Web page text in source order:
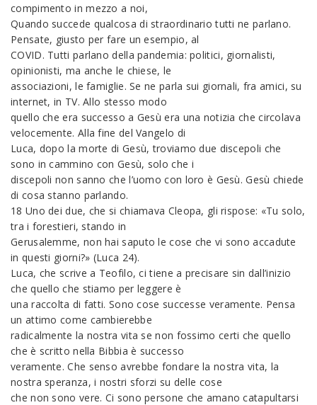
compimento in mezzo a noi,
Quando succede qualcosa di straordinario tutti ne parlano.
Pensate, giusto per fare un esempio, al
COVID. Tutti parlano della pandemia: politici, giornalisti,
opinionisti, ma anche le chiese, le
associazioni, le famiglie. Se ne parla sui giornali, fra amici, su
internet, in TV. Allo stesso modo
quello che era successo a Gesù era una notizia che circolava
velocemente. Alla fine del Vangelo di
Luca, dopo la morte di Gesù, troviamo due discepoli che
sono in cammino con Gesù, solo che i
discepoli non sanno che l’uomo con loro è Gesù. Gesù chiede
di cosa stanno parlando.
18 Uno dei due, che si chiamava Cleopa, gli rispose: «Tu solo,
tra i forestieri, stando in
Gerusalemme, non hai saputo le cose che vi sono accadute
in questi giorni?» (Luca 24).
Luca, che scrive a Teofilo, ci tiene a precisare sin dall’inizio
che quello che stiamo per leggere è
una raccolta di fatti. Sono cose successe veramente. Pensa
un attimo come cambierebbe
radicalmente la nostra vita se non fossimo certi che quello
che è scritto nella Bibbia è successo
veramente. Che senso avrebbe fondare la nostra vita, la
nostra speranza, i nostri sforzi su delle cose
che non sono vere. Ci sono persone che amano catapultarsi